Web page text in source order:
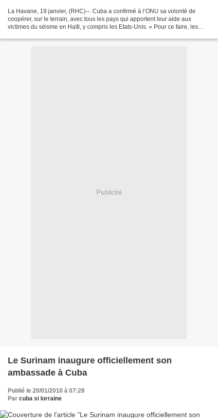
La Havane, 19 janvier, (RHC)--. Cuba a confirmé à l’ONU sa volonté de
coopérer, sur le terrain, avec tous les pays qui apportent leur aide aux
victimes du séisme en Haïti, y compris les Etats-Unis. « Pour ce faire, les
Publicité
Le Surinam inaugure officiellement son
ambassade à Cuba
Publié le 20/01/2010 à 07:28
Par cuba si lorraine